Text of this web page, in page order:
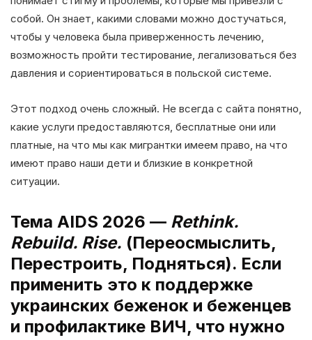
собой. Он знает, какими словами можно достучаться,
чтобы у человека была приверженность лечению,
возможность пройти тестирование, легализоваться без
давления и сориентироваться в польской системе.
Этот подход очень сложный. Не всегда с сайта понятно,
какие услуги предоставляются, бесплатные они или
платные, на что мы как мигрантки имеем право, на что
имеют право наши дети и близкие в конкретной
ситуации.
Тема AIDS 2026 — Rethink.
Rebuild. Rise. (Переосмыслить,
Перестроить, Подняться). Если
применить это к поддержке
украинских беженок и беженцев
и профилактике ВИЧ, что нужно